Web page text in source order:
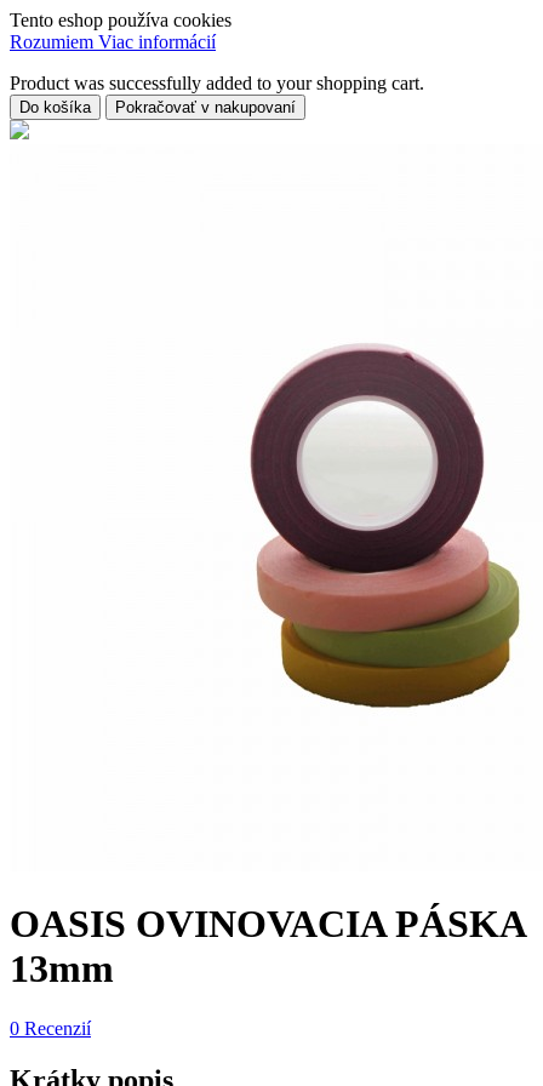
Tento eshop používa cookies
Rozumiem Viac informácií
Product was successfully added to your shopping cart.
Do košíka Pokračovať v nakupovaní
OASIS OVINOVACIA PÁSKA
13mm
0 Recenzií
Krátky popis